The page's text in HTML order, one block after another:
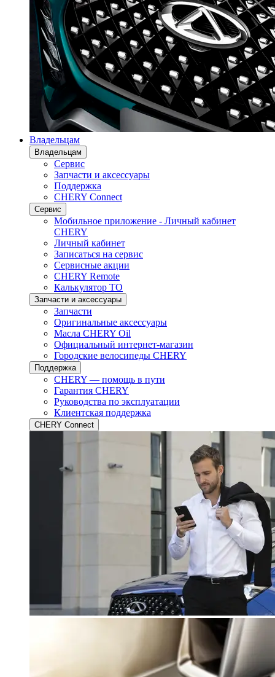
Владельцам
Владельцам
Сервис
Запчасти и аксессуары
Поддержка
CHERY Connect
Сервис
Мобильное приложение - Личный кабинет
CHERY
Личный кабинет
Записаться на сервис
Сервисные акции
CHERY Remote
Калькулятор ТО
Запчасти и аксессуары
Запчасти
Оригинальные аксессуары
Масла CHERY Oil
Официальный интернет-магазин
Городские велосипеды CHERY
Поддержка
CHERY — помощь в пути
Гарантия CHERY
Руководства по эксплуатации
Клиентская поддержка
CHERY Connect